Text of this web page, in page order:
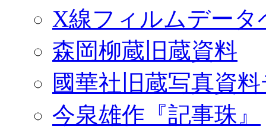
X線フィルムデータ
森岡柳蔵旧蔵資料
國華社旧蔵写真資
今泉雄作『記事珠』